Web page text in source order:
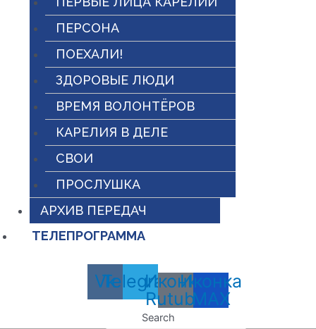
ПЕРСОНА
ПОЕХАЛИ!
ЗДОРОВЫЕ ЛЮДИ
ВРЕМЯ ВОЛОНТЁРОВ
КАРЕЛИЯ В ДЕЛЕ
СВОИ
ПРОСЛУШКА
АРХИВ ПЕРЕДАЧ
ТЕЛЕПРОГРАММА
Vk
Telegram
Иконка
Rutube
Иконка
MAX
Search